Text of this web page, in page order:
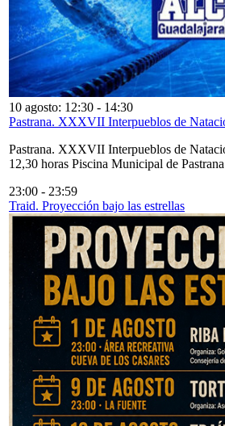
10 agosto: 12:30 - 14:30
Pastrana. XXXVII Interpueblos de
Pastrana. XXXVII Interpueblos de
12,30 horas Piscina Municipal de Pastrana
23:00 - 23:59
Traid. Proyección bajo las estrellas